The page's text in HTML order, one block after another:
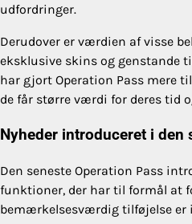
udfordringer.
Derudover er værdien af visse
eksklusive skins og genstande
har gjort Operation Pass mere
de får større værdi for deres tid
Nyheder introduceret i den
Den seneste Operation Pass
funktioner, der har til formål at
bemærkelsesværdig tilføjelse er